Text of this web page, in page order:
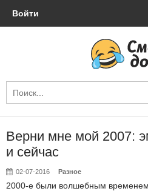
Войти
Верни мне мой 2007:
и сейчас
02-07-2016 Разное
2000-е были волшебным